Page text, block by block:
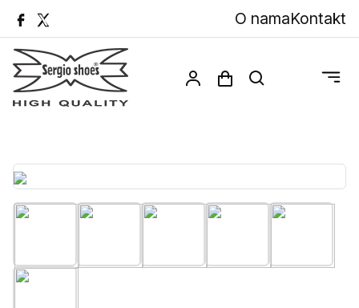
O namaKontakt